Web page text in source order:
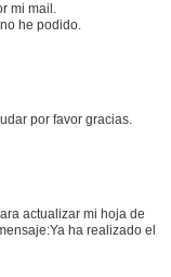
mi mail.
he podido.
por favor gracias.
actualizar mi hoja de
ha realizado el